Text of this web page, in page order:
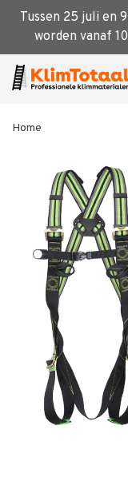
Tussen 25 juli en
worden vanaf
Home